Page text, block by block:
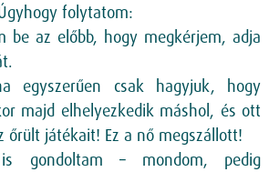
folytatom:
be az előbb, hogy megkérjem, adja
csak hagyjuk, hogy
majd elhelyezkedik máshol, és ott
őrült játékait! Ez a nő megszállott!
gondoltam – mondom, pedig